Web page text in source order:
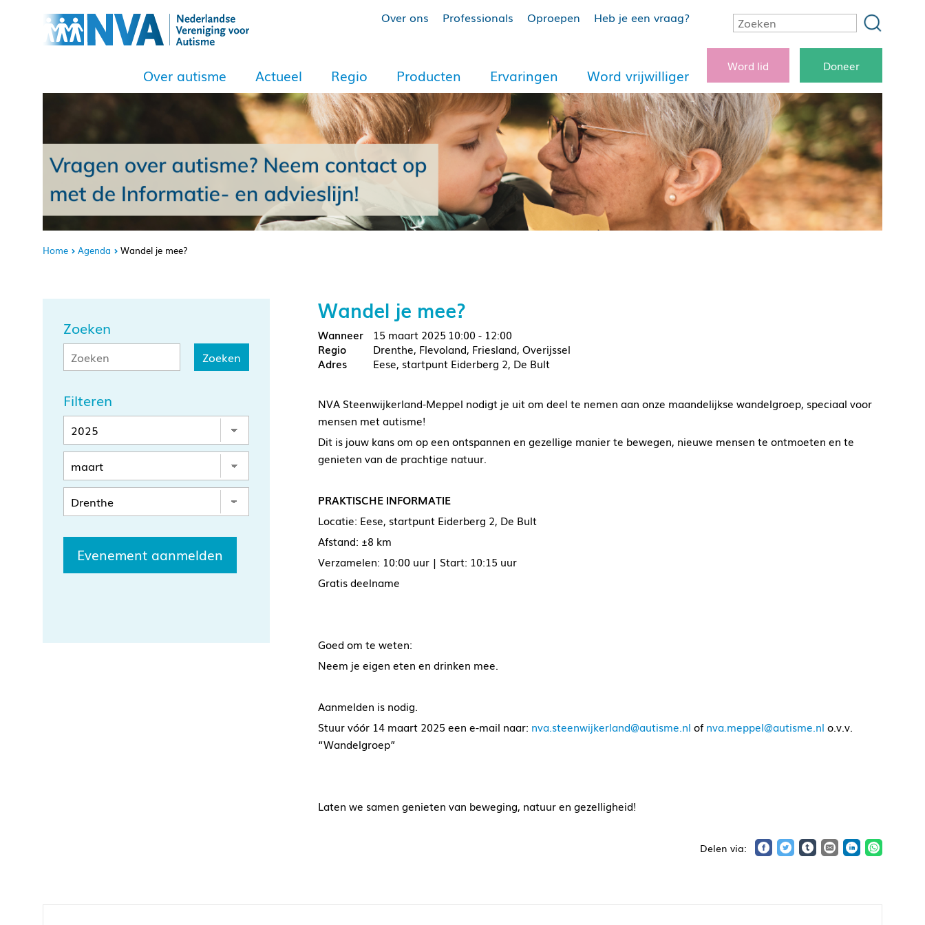
Over ons Professionals Oproepen Heb je een vraag?
Over autisme Actueel Regio Producten Ervaringen Word vrijwilliger
Word lid Doneer
Home Agenda Wandel je mee?
Zoeken
Filteren
Evenement aanmelden
Wandel je mee?
15 maart 2025 10:00 - 12:00
Drenthe, Flevoland, Friesland, Overijssel
Eese, startpunt Eiderberg 2, De Bult
NVA Steenwijkerland-Meppel nodigt je uit om deel te nemen aan onze maandelijkse wandelgroep, speciaal voor
mensen met autisme!
Dit is jouw kans om op een ontspannen en gezellige manier te bewegen, nieuwe mensen te ontmoeten en te
genieten van de prachtige natuur.
PRAKTISCHE INFORMATIE
Locatie: Eese, startpunt Eiderberg 2, De Bult
Afstand: ±8 km
Verzamelen: 10:00 uur | Start: 10:15 uur
Gratis deelname
Goed om te weten:
Neem je eigen eten en drinken mee.
Aanmelden is nodig.
Stuur vóór 14 maart 2025 een e-mail naar: nva.steenwijkerland@autisme.nl of nva.meppel@autisme.nl o.v.v.
“Wandelgroep”
Laten we samen genieten van beweging, natuur en gezelligheid!